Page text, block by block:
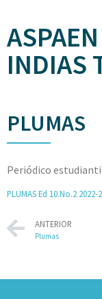
INDIAS
PLUMAS
Periódico
PLUMAS Ed 10.No.2 2022-
ANTERIOR
Plumas